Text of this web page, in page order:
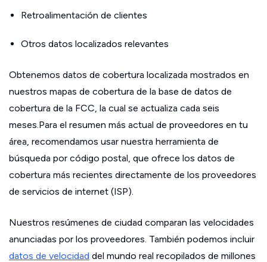
Retroalimentación de clientes
Otros datos localizados relevantes
Obtenemos datos de cobertura localizada mostrados en
nuestros mapas de cobertura de la base de datos de
cobertura de la FCC, la cual se actualiza cada seis
meses.Para el resumen más actual de proveedores en tu
área, recomendamos usar nuestra herramienta de
búsqueda por código postal, que ofrece los datos de
cobertura más recientes directamente de los proveedores
de servicios de internet (ISP).
Nuestros resúmenes de ciudad comparan las velocidades
anunciadas por los proveedores. También podemos incluir
datos de velocidad del mundo real recopilados de millones